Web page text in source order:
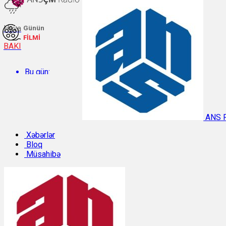
Hava
BAKI
Bu gün:
Temperatur: 27.4°C. Rütubət: 63%.
Sabah:
Günün
FİLMİ
ANS
Xəbərlər
Bloq
Müsahibə